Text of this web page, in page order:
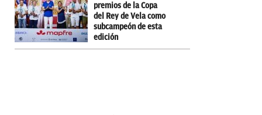
premios de la Copa
del Rey de Vela como
subcampeón de esta
edición